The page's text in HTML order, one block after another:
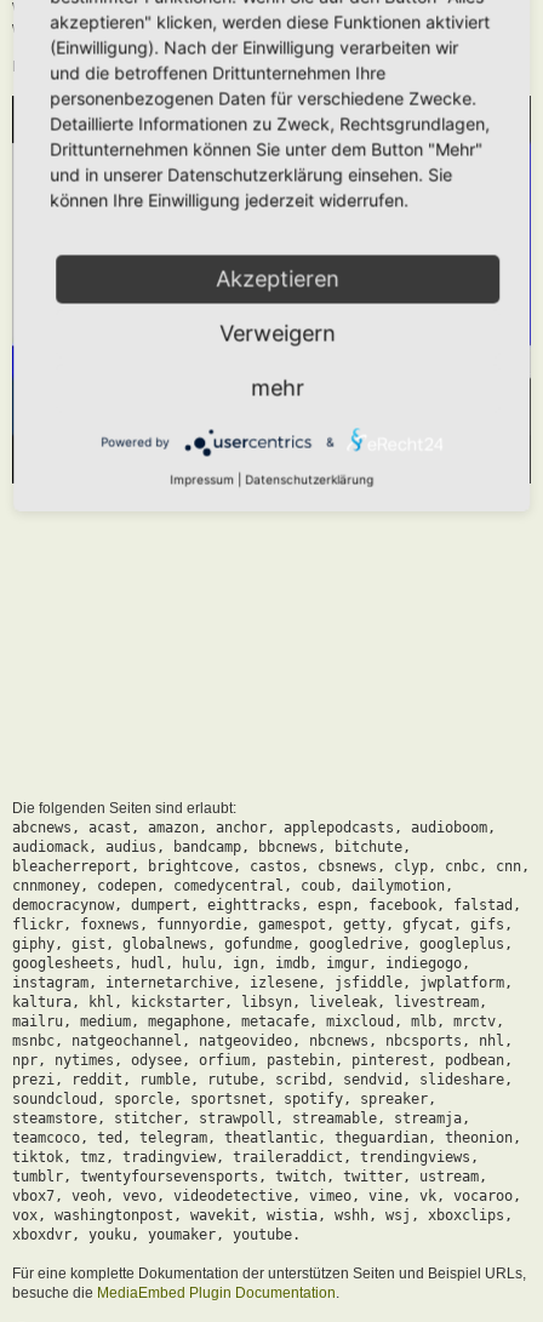
Wie oben beschrieben kann die URL auch ohne die[media]Tags verwendet
werden.
Das hier gezeigt Beispiel würde folgendes generieren:
WIR BENÖTIGEN IHRE ZUSTIMMUNG, UM
DEN YOUTUBE-SERVICE ZU LADEN!
um Videoinhalte einzubetten. Dieser Service kann
Daten zu Ihren Aktivitäten sammeln. Bitte lesen
Sie die Details durch und stimmen Sie der
Nutzung des Service zu, um dieses Video
Mehr Informationen
Powered byUsercentrics Consent Management Platform
Die folgenden Seiten sind erlaubt:
abcnews, acast, amazon, anchor, applepodcasts, audioboom,
audiomack, audius, bandcamp, bbcnews, bitchute,
bleacherreport, brightcove, castos, cbsnews, clyp, cnbc, cnn,
cnnmoney, codepen, comedycentral, coub, dailymotion,
democracynow, dumpert, eighttracks, espn, facebook, falstad,
flickr, foxnews, funnyordie, gamespot, getty, gfycat, gifs,
giphy, gist, globalnews, gofundme, googledrive, googleplus,
googlesheets, hudl, hulu, ign, imdb, imgur, indiegogo,
instagram, internetarchive, izlesene, jsfiddle, jwplatform,
kaltura, khl, kickstarter, libsyn, liveleak, livestream,
mailru, medium, megaphone, metacafe, mixcloud, mlb, mrctv,
msnbc, natgeochannel, natgeovideo, nbcnews, nbcsports, nhl,
npr, nytimes, odysee, orfium, pastebin, pinterest, podbean,
prezi, reddit, rumble, rutube, scribd, sendvid, slideshare,
soundcloud, sporcle, sportsnet, spotify, spreaker,
steamstore, stitcher, strawpoll, streamable, streamja,
teamcoco, ted, telegram, theatlantic, theguardian, theonion,
tiktok, tmz, tradingview, traileraddict, trendingviews,
tumblr, twentyfoursevensports, twitch, twitter, ustream,
vbox7, veoh, vevo, videodetective, vimeo, vine, vk, vocaroo,
vox, washingtonpost, wavekit, wistia, wshh, wsj, xboxclips,
xboxdvr, youku, youmaker, youtube.
Für eine komplette Dokumentation der unterstützen Seiten und Beispiel URLs,
besuche die MediaEmbed Plugin Documentation.
akzeptieren" klicken, werden diese Funktionen aktiviert
(Einwilligung). Nach der Einwilligung verarbeiten wir
und die betroffenen Drittunternehmen Ihre
personenbezogenen Daten für verschiedene Zwecke.
Detaillierte Informationen zu Zweck, Rechtsgrundlagen,
Drittunternehmen können Sie unter dem Button "Mehr"
und in unserer Datenschutzerklärung einsehen. Sie
können Ihre Einwilligung jederzeit widerrufen.
Akzeptieren
Verweigern
mehr
Powered by &
Impressum Datenschutzerklärung